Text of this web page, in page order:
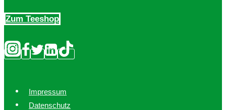
Zum Teeshop
Impressum
Datenschutz